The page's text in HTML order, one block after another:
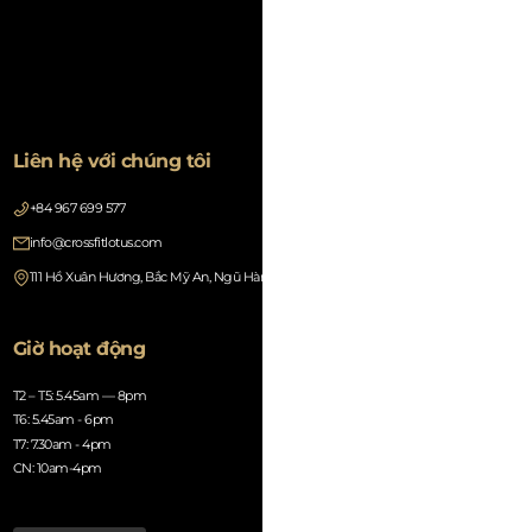
Liên hệ với chúng tôi
+84 967 699 577
info@crossfitlotus.com
111 Hồ Xuân Hương, Bắc Mỹ An, Ngũ Hành Sơn, Đà Nẵng 550000, Vietnam
Giờ hoạt động
T2 – T5: 5.45am — 8pm
T6: 5.45am - 6pm
T7: 7.30am - 4pm
CN: 10am-4pm